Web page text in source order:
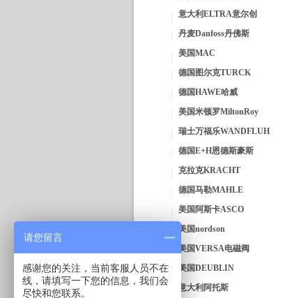
意大利ELTRA意尔创
丹麦Danfoss丹佛斯
美国MAC
德国图尔克TURCK
德国HAWE哈威
美国米顿罗MiltonRoy
瑞士万福乐WANDFLUH
德国E+H恩德斯豪斯
克拉克KRACHT
德国马勒MAHLE
美国阿斯卡ASCO
美国nordson
美国VERSA电磁阀
美国DEUBLIN
意大利阿托斯
请您留言
感谢您的关注，当前客服人员不在
线，请填写一下您的信息，我们会
尽快和您联系。